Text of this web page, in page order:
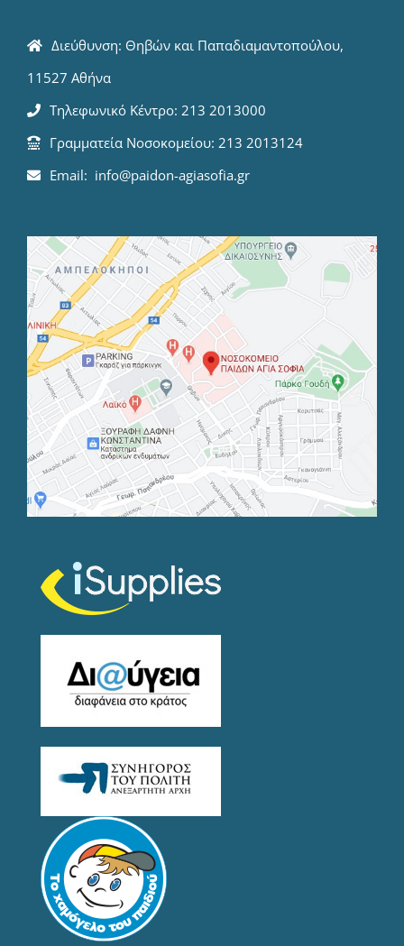
Διεύθυνση: Θηβών και Παπαδιαμαντοπούλου,
11527 Αθήνα
Τηλεφωνικό Κέντρο: 213 2013000
Γραμματεία Νοσοκομείου: 213 2013124
Email: info@paidon-agiasofia.gr